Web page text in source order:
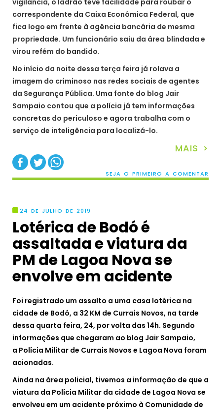
vigilância, o ladrão teve facilidade para roubar o
correspondente da Caixa Econômica Federal, que
fica logo em frente à agência bancária de mesma
propriedade. Um funcionário saiu da área blindada e
virou refém do bandido.
No início da noite dessa terça feira já rolava a
imagem do criminoso nas redes sociais de agentes
da Segurança Pública. Uma fonte do blog Jair
Sampaio contou que a polícia já tem informações
concretas do periculoso e agora trabalha com o
serviço de inteligência para localizá-lo.
MAIS >
SEJA O PRIMEIRO A COMENTAR
24 DE JULHO DE 2019
Lotérica de Bodó é
assaltada e viatura da
PM de Lagoa Nova se
envolve em acidente
Foi registrado um assalto a uma casa lotérica na
cidade de Bodó, a 32 KM de Currais Novos, na tarde
dessa quarta feira, 24, por volta das 14h. Segundo
informações que chegaram ao blog Jair Sampaio,
a Polícia Militar de Currais Novos e Lagoa Nova foram
acionadas.
Ainda na área policial, tivemos a informação de que a
viatura da Polícia Militar da cidade de Lagoa Nova se
envolveu em um acidente próximo à Comunidade de